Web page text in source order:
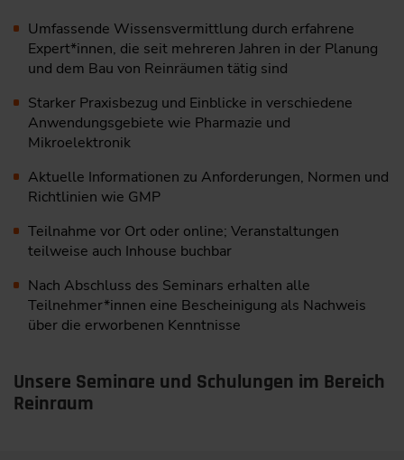
Umfassende Wissensvermittlung durch erfahrene
Expert*innen, die seit mehreren Jahren in der Planung
und dem Bau von Reinräumen tätig sind
Starker Praxisbezug und Einblicke in verschiedene
Anwendungsgebiete wie Pharmazie und
Mikroelektronik
Aktuelle Informationen zu Anforderungen, Normen und
Richtlinien wie GMP
Teilnahme vor Ort oder online; Veranstaltungen
teilweise auch Inhouse buchbar
Nach Abschluss des Seminars erhalten alle
Teilnehmer*innen eine Bescheinigung als Nachweis
über die erworbenen Kenntnisse
Unsere Seminare und Schulungen im Bereich
Reinraum